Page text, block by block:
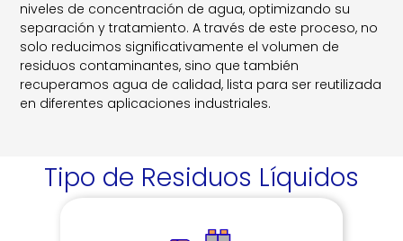
niveles de concentración de agua, optimizando su
separación y tratamiento. A través de este proceso, no
solo reducimos significativamente el volumen de
residuos contaminantes, sino que también
recuperamos agua de calidad, lista para ser reutilizada
en diferentes aplicaciones industriales.
Tipo de Residuos Líquidos